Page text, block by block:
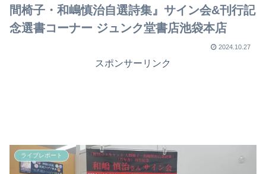
間椅子・和嶋慎治自選詩集』サイン会&刊行記
念選書コーナー ジュンク堂書店池袋本店
2024.10.27
スポンサーリンク
ライブレポート